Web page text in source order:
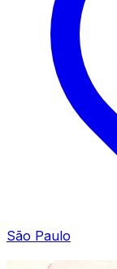
São Paulo